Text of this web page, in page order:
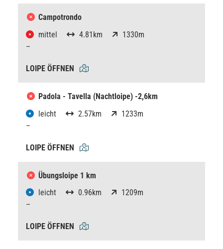
Campotrondo
mittel
4.81km
1330m
–
LOIPE ÖFFNEN
Padola - Tavella (Nachtloipe) -2,6km
leicht
2.57km
1233m
–
LOIPE ÖFFNEN
Übungsloipe 1 km
leicht
0.96km
1209m
–
LOIPE ÖFFNEN